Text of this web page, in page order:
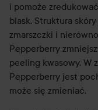
i pomoże
blask. Struktura
zmarszczki i
Pepperberry
peeling kwasowy. W
Pepperberry jest
może się zmieniać.